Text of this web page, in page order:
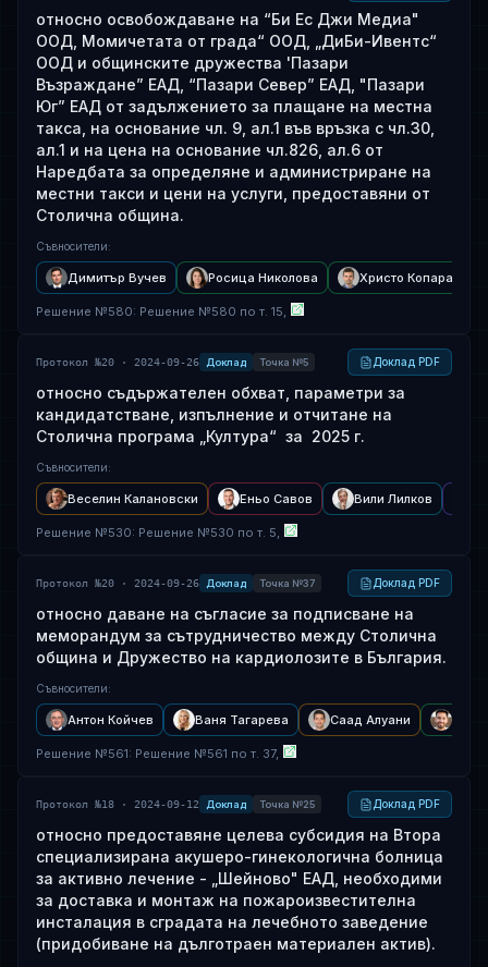
относно освобождаване на “Би Ес Джи Медиа"
ООД, Момичетата от града“ ООД, „ДиБи-Ивентс“
ООД и общинските дружества 'Пазари
Възраждане” ЕАД, “Пазари Север” ЕАД, "Пазари
Юг” ЕАД от задължението за плащане на местна
такса, на основание чл. 9, ал.1 във връзка с чл.30,
ал.1 и на цена на основание чл.826, ал.6 от
Наредбата за определяне и администриране на
местни такси и цени на услуги, предоставяни от
Столична община.
Съвносители:
Димитър Вучев Росица Николова Христо Копаранов
Решение №580: Решение №580 по т. 15,
Протокол №20 · 2024-09-26 Доклад Точка №5 Доклад PDF
относно съдържателен обхват, параметри за
кандидатстване, изпълнение и отчитане на
Столична програма „Култура“ за 2025 г.
Съвносители:
Веселин Калановски Еньо Савов Вили Лилков
Решение №530: Решение №530 по т. 5,
Протокол №20 · 2024-09-26 Доклад Точка №37 Доклад PDF
относно даване на съгласие за подписване на
меморандум за сътрудничество между Столична
община и Дружество на кардиолозите в България.
Съвносители:
Антон Койчев Ваня Тагарева Саад Алуани
Решение №561: Решение №561 по т. 37,
Протокол №18 · 2024-09-12 Доклад Точка №25 Доклад PDF
относно предоставяне целева субсидия на Втора
специализирана акушеро-гинекологична болница
за активно лечение - „Шейново" ЕАД, необходими
за доставка и монтаж на пожароизвестителна
инсталация в сградата на лечебното заведение
(придобиване на дълготраен материален актив).